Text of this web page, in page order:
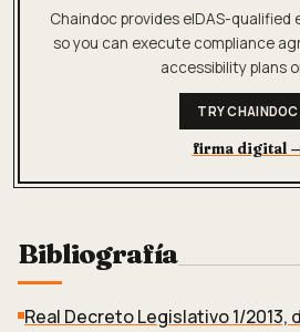
Chaindoc provides eIDAS-
so you can execute compliance
accessibility plans
TRY CHAINDOC
firma digital
Bibliografía
Real Decreto Legislativo 1/2013,